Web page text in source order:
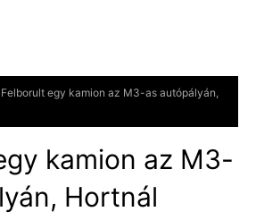
Felborult egy kamion az M3-as autópályán,
kamion az M3-
Hortnál